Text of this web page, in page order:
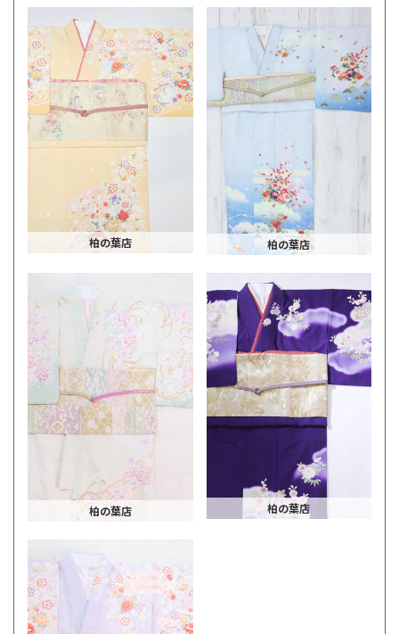
柏の葉店 柏の葉店
柏の葉店 柏の葉店